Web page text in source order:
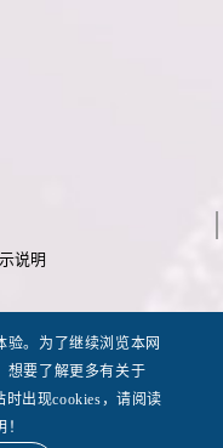
说明
验。为了继续浏览本网
想要了解更多有关于
出现cookies，请阅读